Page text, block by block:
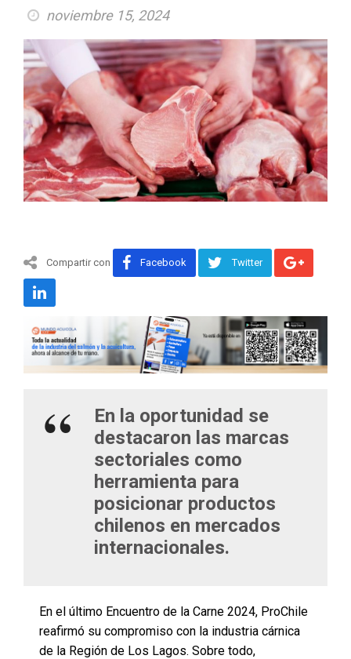
noviembre 15, 2024
Compartir con Facebook Twitter
En la oportunidad se
destacaron las marcas
sectoriales como
herramienta para
posicionar productos
chilenos en mercados
internacionales.
En el último Encuentro de la Carne 2024, ProChile
reafirmó su compromiso con la industria cárnica
de la Región de Los Lagos. Sobre todo,